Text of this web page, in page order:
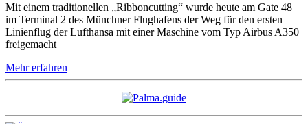
Mit einem traditionellen „Ribboncutting“ wurde heute am Gate 48
im Terminal 2 des Münchner Flughafens der Weg für den ersten
Linienflug der Lufthansa mit einer Maschine vom Typ Airbus A350
freigemacht
Mehr erfahren